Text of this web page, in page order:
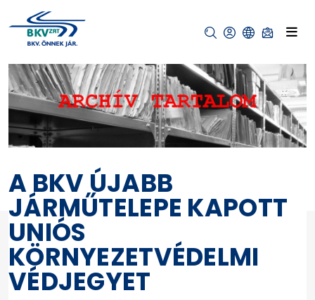
A BKV ÚJABB
JÁRMŰTELEPE KAPOTT
UNIÓS
KÖRNYEZETVÉDELMI
VÉDJEGYET